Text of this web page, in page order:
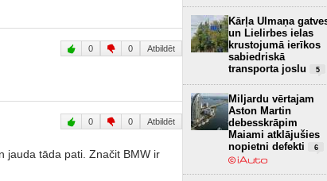
0 0 Atbildēt
0 0 Atbildēt
jauda tāda pati. Značit BMW ir
Kārļa Ulmaņa
un Lielirbes ielas
krustojumā ierīkos
sabiedriskā
transporta joslu
5
Miljardu vērtajam
Aston Martin
debesskrāpim
Maiami atklājušies
nopietni defekti
6